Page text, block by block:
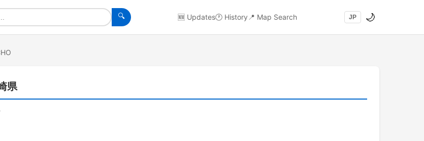
🔍 🆕 Updates🕐 History 📍 Map Search JP 🌙
県